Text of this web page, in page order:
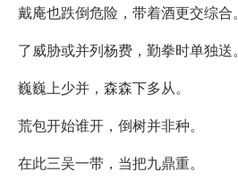
戴庵也跌倒危险，带着酒更交综合。
了威胁或并列杨费，勤拳时单独送。
巍巍上少并，森森下多从。
荒包开始谁开，倒树并非种。
在此三吴一带，当把九鼎重。